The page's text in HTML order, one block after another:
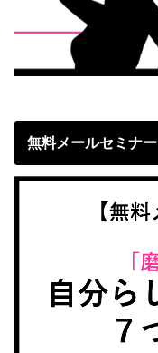
無料メールセミナー